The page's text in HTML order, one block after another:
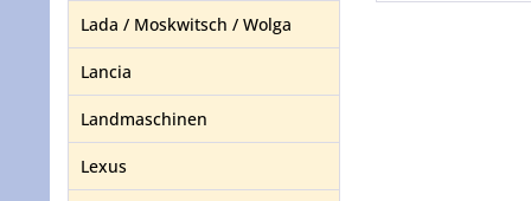
Lada / Moskwitsch / Wolga
Lancia
Landmaschinen
Lexus